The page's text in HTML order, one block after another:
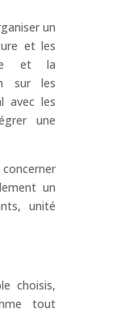
un
et les
et la
sur les
avec les
une
un
unité
choisis,
tout